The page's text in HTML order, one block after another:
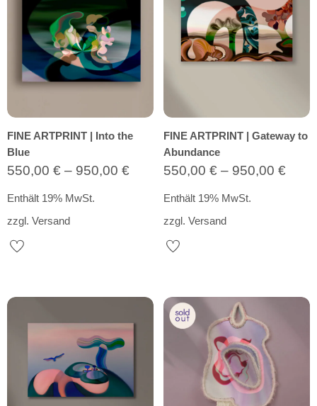
FINE ARTPRINT | Into the
Blue
550,00 € – 950,00 € Preisspanne:
550,00 €
950,00 €
Enthält 19% MwSt.
zzgl. Versand
FINE ARTPRINT | Gateway to
Abundance
550,00 € – 950,00 €
Enthält 19% MwSt.
zzgl. Versand